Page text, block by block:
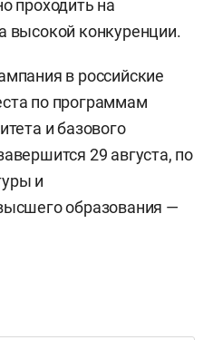
проходить на
высокой конкуренции.
в российские
по программам
и базового
29 августа, по
и
образования —